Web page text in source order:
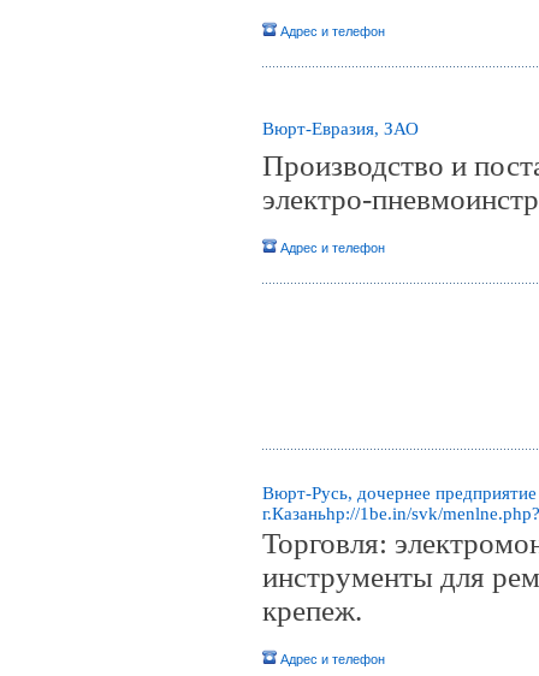
Адрес и телефон
Вюрт-Евразия, ЗАО
Производство и
электро-
Адрес и телефон
Вюрт-Русь, дочернее
г.Казаньhp://1be.in/svk/
Торговля:
инструменты для
крепеж.
Адрес и телефон